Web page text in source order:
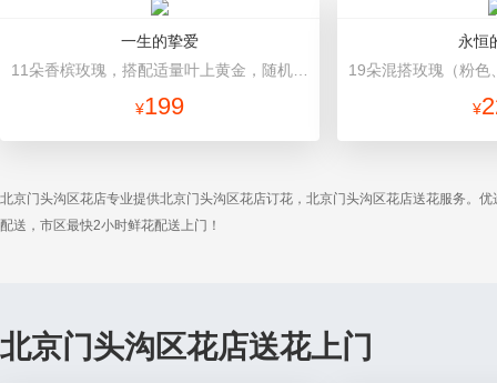
一生的挚爱
¥199
永恒
¥
北京门头沟区花店专业提供北京门头沟区花店订花，北京门头沟区花店送花服务。
配送，市区最快2小时鲜花配送上门！
北京门头沟区花店送花上门